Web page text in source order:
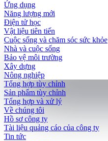
Ứng dụng
Năng lượng mới
Điện tử học
Vật liệu tiên tiến
Cuộc sống và chăm sóc sức khỏe
Nhà và cuộc sống
Bảo vệ môi trường
Xây dựng
Nông nghiệp
Tổng hợp tùy chỉnh
Sản phẩm tùy chỉnh
Tổng hợp và xử lý
Về chúng tôi
Hồ sơ công ty
Tài liệu quảng cáo của công ty
Tin tức